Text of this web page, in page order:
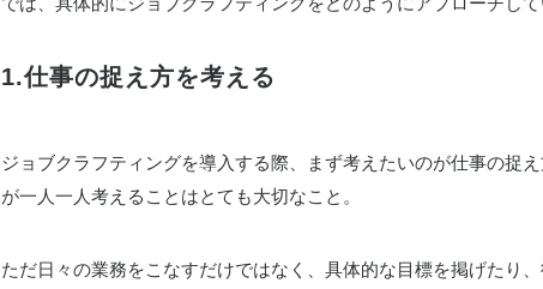
1.仕事の捉え方を考える
ジョブクラフティングを導入する際、まず考えたいのが仕事の捉
が一人一人考えることはとても大切なこと。
ただ日々の業務をこなすだけではなく、具体的な目標を掲げたり